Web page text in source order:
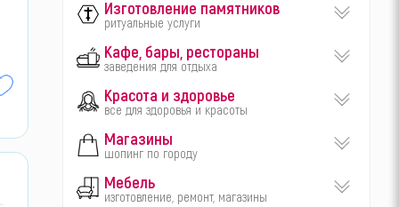
Изготовление памятников
ритуальные услуги
Кафе, бары, рестораны
заведения для отдыха
Красота и здоровье
все для здоровья и красоты
Магазины
шопинг по городу
Мебель
изготовление, ремонт, магазины